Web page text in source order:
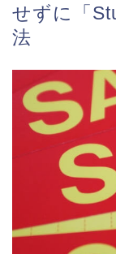
せずに「
法